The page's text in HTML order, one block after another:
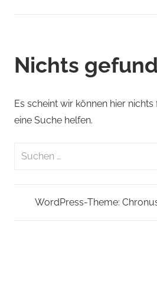
Nichts
Es scheint wir können hier nichts
eine Suche helfen.
Suchen
WordPress-Theme: